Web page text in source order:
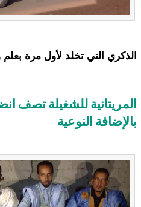
الذكري التي تخلد لأول مرة
بالإضافة النوعية